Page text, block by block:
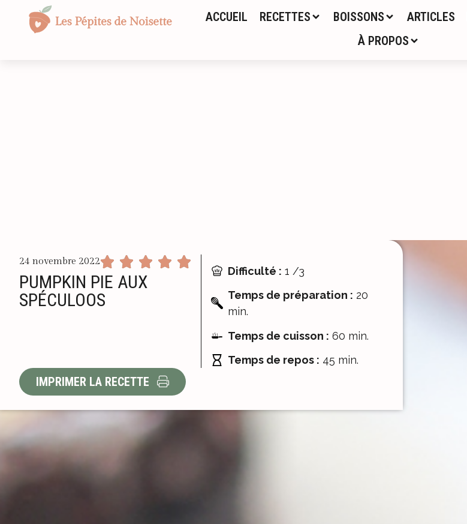
ACCUEIL RECETTES BOISSONS ARTICLES
À PROPOS
24 novembre 2022
PUMPKIN PIE AUX
SPÉCULOOS
Difficulté : 1 /3
Temps de préparation : 20
min.
Temps de cuisson : 60 min.
Temps de repos : 45 min.
IMPRIMER LA RECETTE